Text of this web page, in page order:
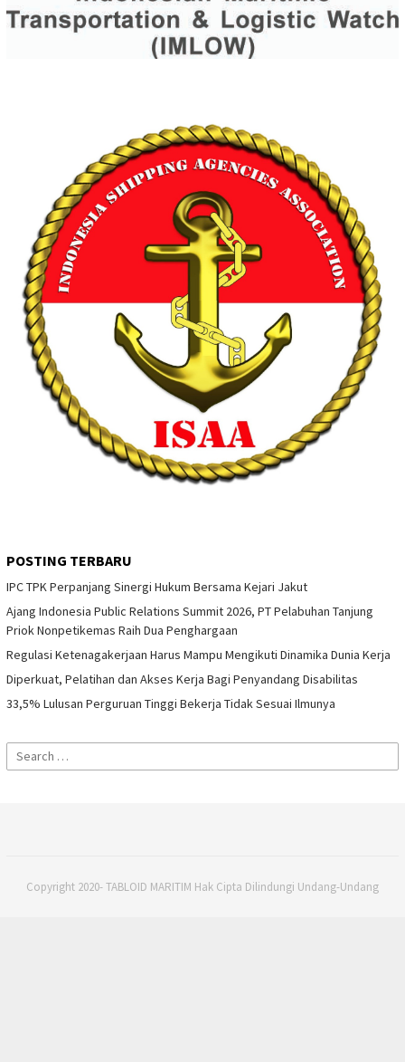
POSTING TERBARU
IPC TPK Perpanjang Sinergi Hukum Bersama Kejari Jakut
Ajang Indonesia Public Relations Summit 2026, PT Pelabuhan Tanjung
Priok Nonpetikemas Raih Dua Penghargaan
Regulasi Ketenagakerjaan Harus Mampu Mengikuti Dinamika Dunia Kerja
Diperkuat, Pelatihan dan Akses Kerja Bagi Penyandang Disabilitas
33,5% Lulusan Perguruan Tinggi Bekerja Tidak Sesuai Ilmunya
Search
for:
Copyright 2020- TABLOID MARITIM Hak Cipta Dilindungi Undang-Undang